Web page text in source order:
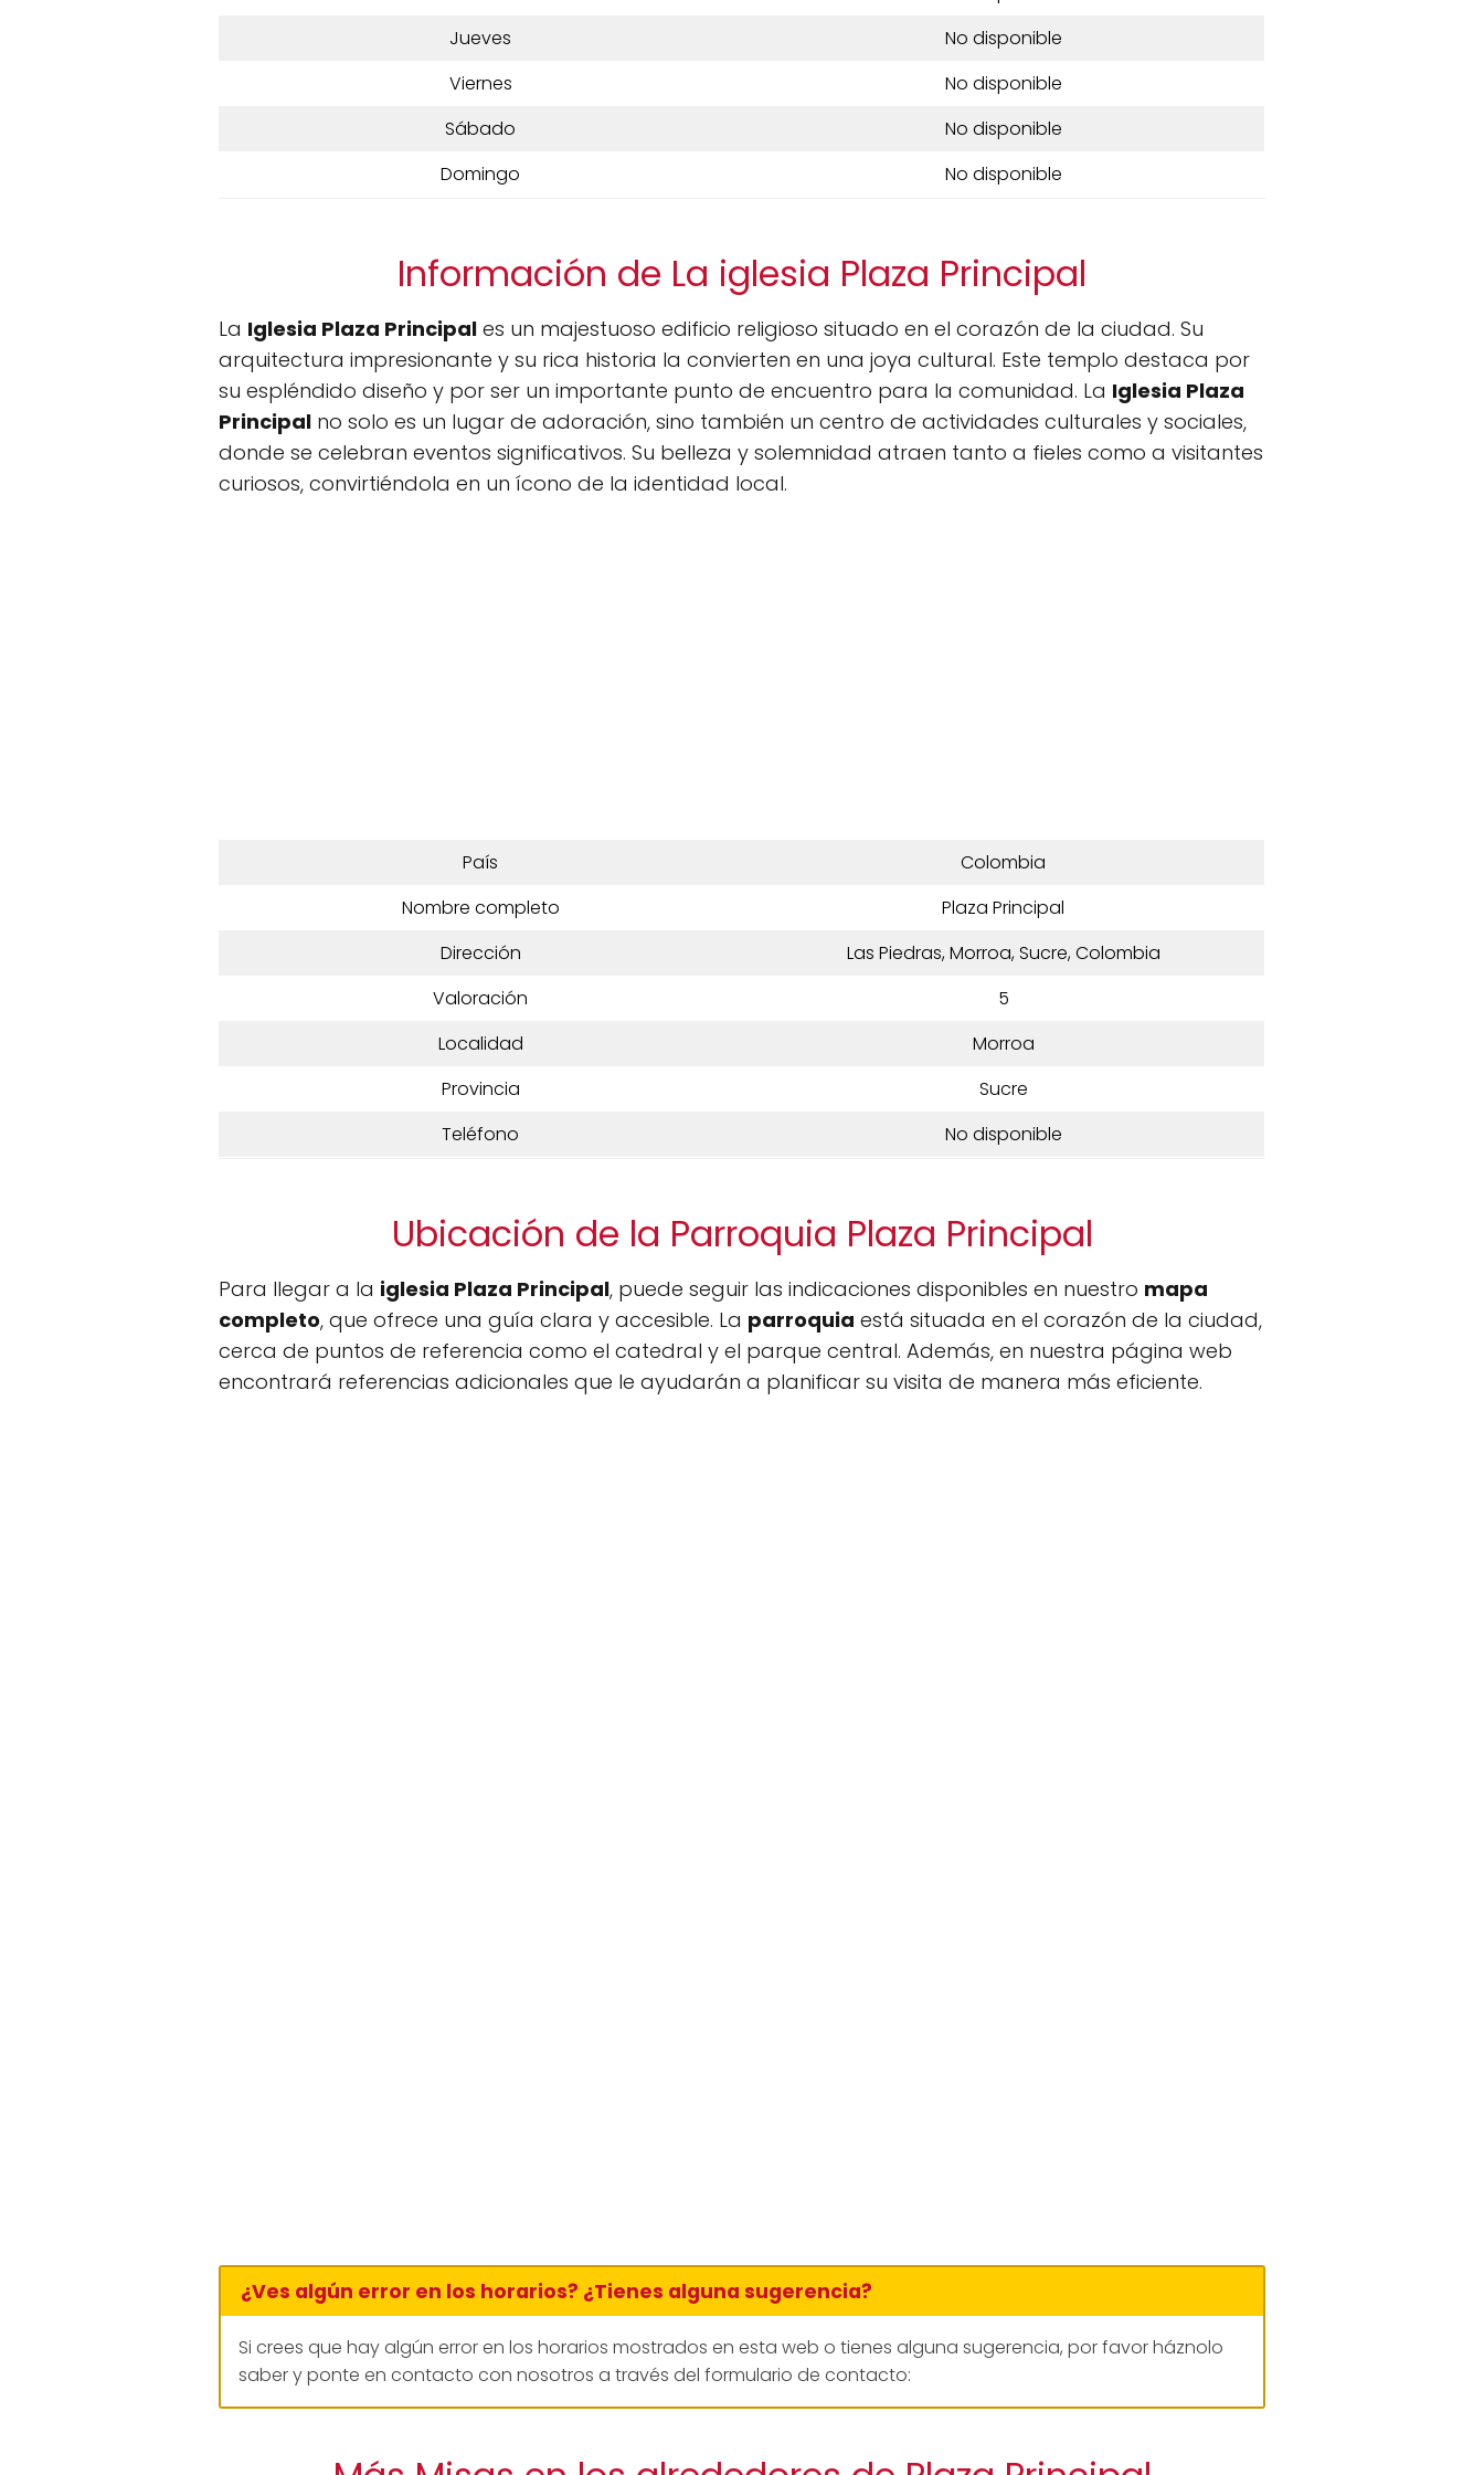
Jueves
No disponible
Viernes
No disponible
Sábado
No disponible
Domingo
No disponible
Información de La iglesia Plaza Principal
La Iglesia Plaza Principal es un majestuoso edificio religioso situado en el corazón de la ciudad. Su
arquitectura impresionante y su rica historia la convierten en una joya cultural. Este templo destaca por
su espléndido diseño y por ser un importante punto de encuentro para la comunidad. La Iglesia Plaza
Principal no solo es un lugar de adoración, sino también un centro de actividades culturales y sociales,
donde se celebran eventos significativos. Su belleza y solemnidad atraen tanto a fieles como a visitantes
curiosos, convirtiéndola en un ícono de la identidad local.
País
Colombia
Nombre completo
Plaza Principal
Dirección
Las Piedras, Morroa, Sucre, Colombia
Valoración
5
Localidad
Morroa
Provincia
Sucre
Teléfono
No disponible
Ubicación de la Parroquia Plaza Principal
Para llegar a la iglesia Plaza Principal, puede seguir las indicaciones disponibles en nuestro mapa
completo, que ofrece una guía clara y accesible. La parroquia está situada en el corazón de la ciudad,
cerca de puntos de referencia como el catedral y el parque central. Además, en nuestra página web
encontrará referencias adicionales que le ayudarán a planificar su visita de manera más eficiente.
¿Ves algún error en los horarios? ¿Tienes alguna sugerencia?
Si crees que hay algún error en los horarios mostrados en esta web o tienes alguna sugerencia, por favor háznolo
saber y ponte en contacto con nosotros a través del formulario de contacto: